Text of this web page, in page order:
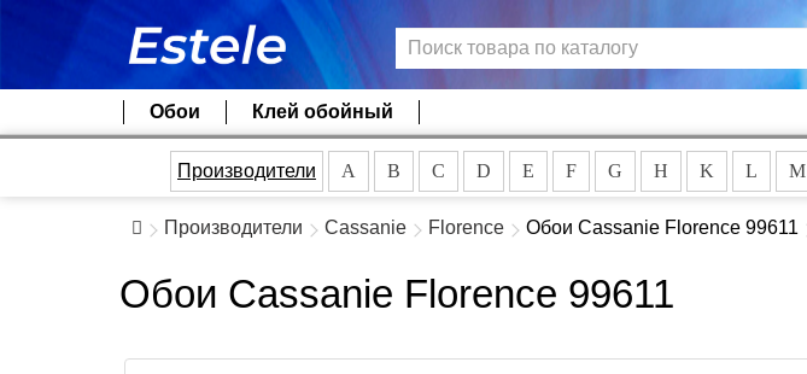
Обои Клей обойный
Производители A B C D E F G H K L M
Производители Cassanie Florence Обои Cassanie Florence 99611
Обои Cassanie Florence 99611